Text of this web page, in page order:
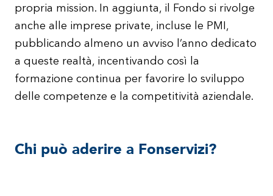
propria mission. In aggiunta, il Fondo si rivolge
anche alle imprese private, incluse le PMI,
pubblicando almeno un avviso l’anno dedicato
a queste realtà, incentivando così la
formazione continua per favorire lo sviluppo
delle competenze e la competitività aziendale.
Chi può aderire a Fonservizi?